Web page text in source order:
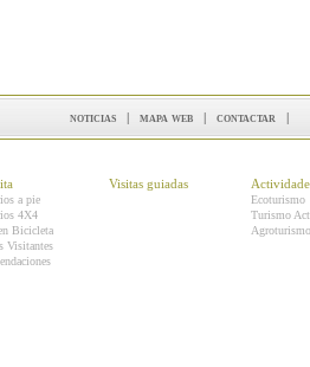
noticias | mapa web | contactar |
a pie
4X4
Bicicleta
Visitantes
Visitas guiadas
Ecoturismo
Turismo
Agroturismo